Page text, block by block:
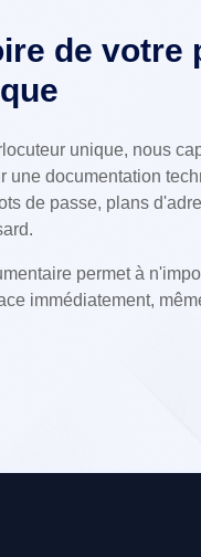
de votre
unique, nous
une documentation
de passe, plans
permet à
immédiatement,